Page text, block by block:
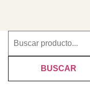
BUSCAR